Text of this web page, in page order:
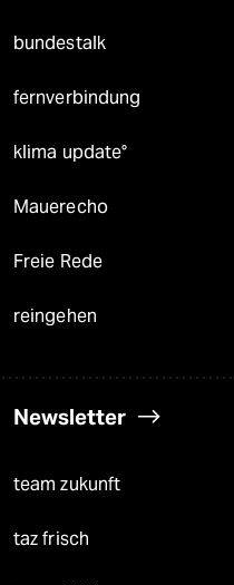
bundestalk
fernverbindung
klima update°
Mauerecho
Freie Rede
reingehen
Newsletter
team zukunft
taz frisch